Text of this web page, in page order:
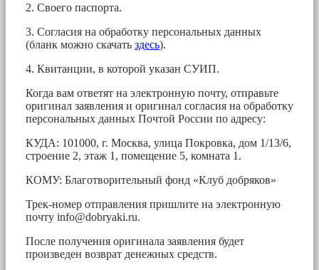
2. Своего паспорта.
3. Согласия на обработку персональных данных
(бланк можно скачать здесь).
4. Квитанции, в которой указан СУИП.
Когда вам ответят на электронную почту, отправьте
оригинал заявления и оригинал согласия на обработку
персональных данных Почтой России по адресу:
КУДА: 101000, г. Москва, улица Покровка, дом 1/13/6,
строение 2, этаж 1, помещение 5, комната 1.
КОМУ: Благотворительный фонд «Клуб добряков»
Трек-номер отправления пришлите на электронную
почту info@dobryaki.ru.
После получения оригинала заявления будет
произведен возврат денежных средств.